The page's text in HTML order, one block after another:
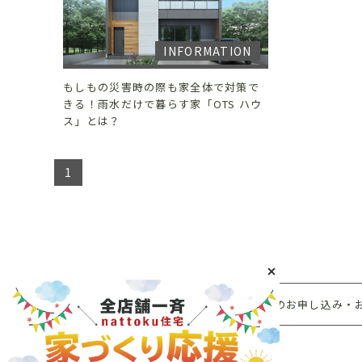
INFORMATION
もしもの災害時の際も家全体で対策で
きる！雨水だけで暮らす家「OTS ハウ
ス」とは？
1
無料カタログのお申し込み・